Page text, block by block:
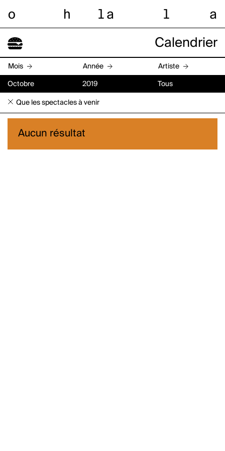
o h l a l a
Calendrier
Mois Année Artiste
Octobre 2019 Tous
Que les spectacles à venir
Aucun résultat